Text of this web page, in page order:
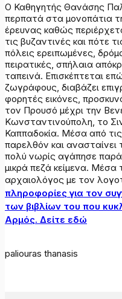
Ο Καθηγητής Θανάσης
περπατά στα μονοπάτια
έρευνας καθώς
τις βυζαντινές και πότε
πόλεις ερειπωμένες,
πειρατικές, σπήλαια
ταπεινά. Επισκέπτεται
ζωγράφους, διαβάζει
φορητές εικόνες,
τον Προυσό μέχρι την
Κωνσταντινούπολη, το
Καππαδοκία. Μέσα από
παρελθόν και ανασταίνει
πολύ νωρίς αγάπησε
μικρά πεζά κείμενα. Μέσα
αρχαιολόγος με τον
πληροφορίες για τον
των βιβλίων του που
Αρμός. Δείτε εδώ
paliouras thanasis